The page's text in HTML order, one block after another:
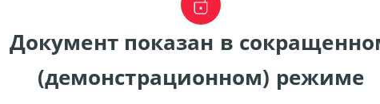
Документ показан в
(демонстрационном) режиме